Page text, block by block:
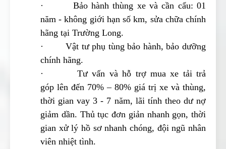
· Bảo hành thùng xe và cần cẩu: 01
năm - không giới hạn số km, sửa chữa chính
hãng tại Trường Long.
· Vật tư phụ tùng bảo hành, bảo dưỡng
chính hãng.
· Tư vấn và hỗ trợ mua xe tải trả
góp lên đến 70% – 80% giá trị xe và thùng,
thời gian vay 3 - 7 năm, lãi tính theo dư nợ
giảm dần. Thủ tục đơn giản nhanh gọn, thời
gian xử lý hồ sơ nhanh chóng, đội ngũ nhân
viên nhiệt tình.